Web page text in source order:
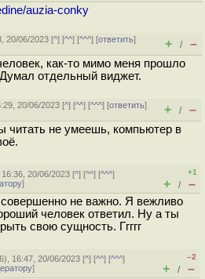
auzia-conky
20/06/2023 [^] [^^] [^^^] [ответить]
+ / –
как-то мимо меня прошло
отдельный виджет.
20/06/2023 [^] [^^] [^^^] [ответить]
+ / –
читать не умеешь, компьютер в
16:36, 20/06/2023 [^] [^^] [^^^]
]
+1
+ / –
не важно. Я вежливо
человек ответил. Ну а ты
свою сущность. Ггггг
), 16:47, 20/06/2023 [^] [^^] [^^^]
]
–2
+ / –